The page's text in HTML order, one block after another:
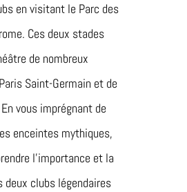
en visitant le Parc des
Ces deux stades
de nombreux
Saint-Germain et de
vous imprégnant de
enceintes mythiques,
l’importance et la
clubs légendaires